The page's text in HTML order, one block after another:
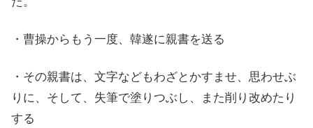
・曹操からもう一度、韓遂に親書を送る
・その親書は、文字などもわざとかすませ、思わせぶ
りに、そして、失筆で塗りつぶし、また削り改めたり
する